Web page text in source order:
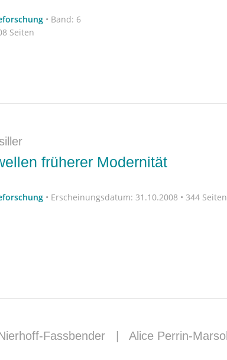
• Band: 6
Seiten
früherer Modernität
• Erscheinungsdatum: 31.10.2008 • 344 Seiten
Fassbender Alice Perrin-Marsol